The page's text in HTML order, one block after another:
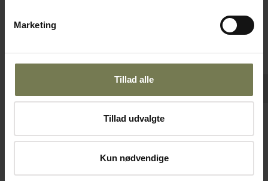
Marketing
Tillad alle
Tillad udvalgte
Kun nødvendige
Mepal Silueta skål, sort, 0,25 ltr.
Din pris (ekskl. moms)